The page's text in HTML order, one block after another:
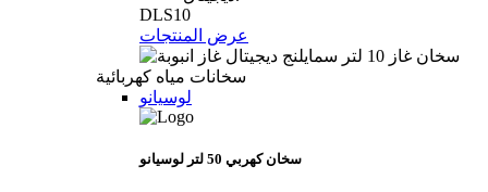
DLS10
عرض المنتجات
سخانات مياه كهربائية
لوسيانو
سخان كهربي 50 لتر لوسيانو